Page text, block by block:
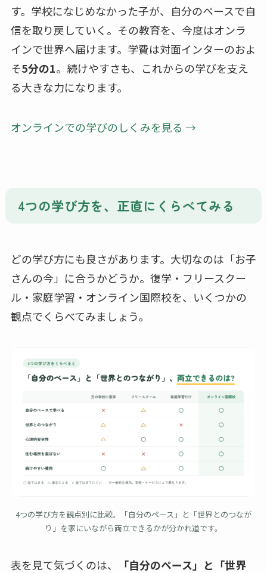
す。学校になじめなかった子が、自分のペースで自
信を取り戻していく。その教育を、今度はオンラ
インで世界へ届けます。学費は対面インターのおよ
そ5分の1。続けやすさも、これからの学びを支え
る大きな力になります。
オンラインでの学びのしくみを見る →
4つの学び方を、正直にくらべてみる
どの学び方にも良さがあります。大切なのは「お子
さんの今」に合うかどうか。復学・フリースクー
ル・家庭学習・オンライン国際校を、いくつかの
観点でくらべてみましょう。
4つの学び方を観点別に比較。「自分のペース」と「世界とのつなが
り」を家にいながら両立できるかが分かれ道です。
表を見て気づくのは、
「自分のペース」と「世界